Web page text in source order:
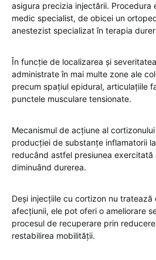
asigura precizia injectării. Procedura
medic specialist, de obicei un
anestezist specializat în terapia
În funcție de localizarea și
administrate în mai multe zone ale
precum spațiul epidural, articulațiile
punctele musculare tensionate.
Mecanismul de acțiune al
producției de substanțe inflamatorii
reducând astfel presiunea exercitată
diminuând durerea.
Deși injecțiile cu cortizon nu tratează
afecțiunii, ele pot oferi o ameliorare
procesul de recuperare prin
restabilirea mobilității.